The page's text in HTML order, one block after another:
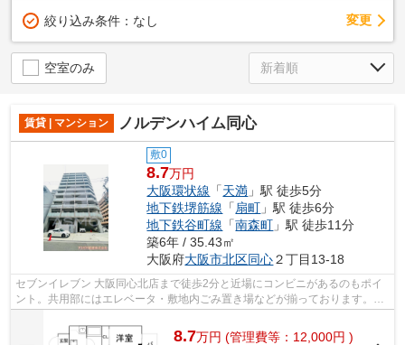
絞り込み条件： なし 変更
空室のみ
賃貸 | マンション ノルデンハイム同心
敷0
8.7万円
大阪環状線 「天満 」駅 徒歩5分
地下鉄堺筋線 「扇町 」駅 徒歩6分
地下鉄谷町線 「南森町 」駅 徒歩11分
築6年 / 35.43㎡
大阪府大阪市北区同心２丁目13-18
セブンイレブン 大阪同心北店まで徒歩2分と近場にコンビニがあるのもポイ
ント。共用部にはエレベータ・敷地内ごみ置き場などが揃っております。駅
8.7万円 (管理費等：12,000円 )